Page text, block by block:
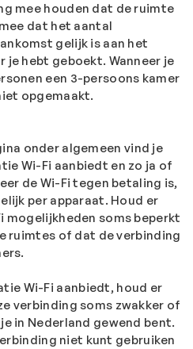
mee houden dat de ruimte
dat het aantal
gelijk is aan het
je hebt geboekt. Wanneer je
een 3-persoons kamer
opgemaakt.
onder algemeen vind je
Wi-Fi aanbiedt en zo ja of
de Wi-Fi tegen betaling is,
per apparaat. Houd er
mogelijkheden soms beperkt
ruimtes of dat de verbinding
Wi-Fi aanbiedt, houd er
verbinding soms zwakker of
in Nederland gewend bent.
niet kunt gebruiken